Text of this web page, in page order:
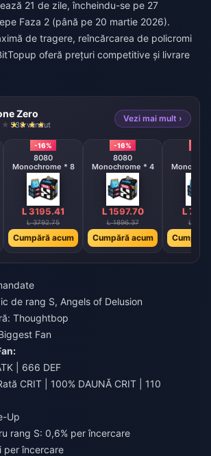
21 de zile, încheindu-se pe 27
Faza 2 (până pe 20 martie 2026).
de tragere, reîncărcarea de policromi
oferă prețuri competitive și livrare
Zero
538 vândut
Vezi mai mult ›
-16%
8080
Monochrome * 8
L 3195.41
L 3792.75
Cumpără acum
-16%
8080
Monochrome * 4
L 1597.70
L 1896.37
Cumpără acum
L
L
Cumpără
de rang S, Angels of Delusion
Thoughtbop
Fan
| 666 DEF
CRIT | 100% DAUNĂ CRIT | 110
Up
rang S: 0,6% per încercare
per încercare